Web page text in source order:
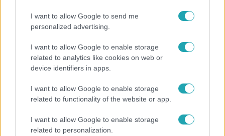
I want to allow Google to send me
personalized advertising.
I want to allow Google to enable storage
related to analytics like cookies on web or
device identifiers in apps.
I want to allow Google to enable storage
related to functionality of the website or app.
I want to allow Google to enable storage
related to personalization.
Az RTL Híradó riportja után renndőrök és